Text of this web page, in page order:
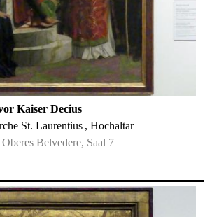
Kaiser Decius
St. Laurentius , Hochaltar
Belvedere, Saal 7